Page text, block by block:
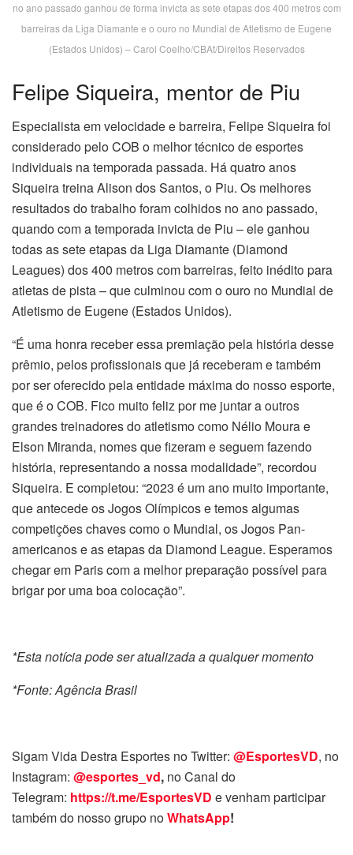
no ano passado ganhou de forma invicta as sete etapas dos 400 metros com
barreiras da Liga Diamante e o ouro no Mundial de Atletismo de Eugene
(Estados Unidos) – Carol Coelho/CBAt/Direitos Reservados
Felipe Siqueira, mentor de Piu
Especialista em velocidade e barreira, Felipe Siqueira foi
considerado pelo COB o melhor técnico de esportes
individuais na temporada passada. Há quatro anos
Siqueira treina Alison dos Santos, o Piu. Os melhores
resultados do trabalho foram colhidos no ano passado,
quando com a temporada invicta de Piu – ele ganhou
todas as sete etapas da Liga Diamante (Diamond
Leagues) dos 400 metros com barreiras, feito inédito para
atletas de pista – que culminou com o ouro no Mundial de
Atletismo de Eugene (Estados Unidos).
“É uma honra receber essa premiação pela história desse
prêmio, pelos profissionais que já receberam e também
por ser oferecido pela entidade máxima do nosso esporte,
que é o COB. Fico muito feliz por me juntar a outros
grandes treinadores do atletismo como Nélio Moura e
Elson Miranda, nomes que fizeram e seguem fazendo
história, representando a nossa modalidade”, recordou
Siqueira. E completou: “2023 é um ano muito importante,
que antecede os Jogos Olímpicos e temos algumas
competições chaves como o Mundial, os Jogos Pan-
americanos e as etapas da Diamond League. Esperamos
chegar em Paris com a melhor preparação possível para
brigar por uma boa colocação”.
*Esta notícia pode ser atualizada a qualquer momento
*Fonte: Agência Brasil
Sigam Vida Destra Esportes no Twitter: @EsportesVD, no
Instagram: @esportes_vd, no Canal do
Telegram: https://t.me/EsportesVD e venham participar
também do nosso grupo noWhatsApp!